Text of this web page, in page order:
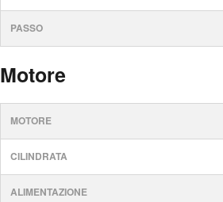
PASSO
Motore
MOTORE
CILINDRATA
ALIMENTAZIONE